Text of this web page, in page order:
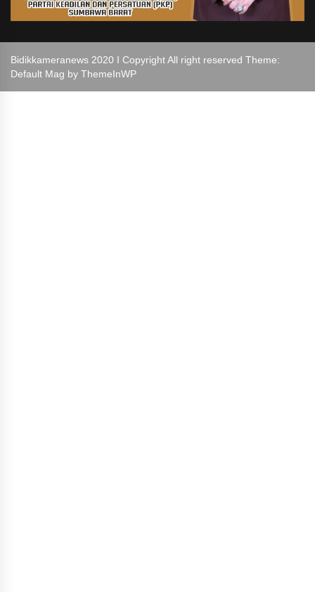
Bidikkameranews 2020 I Copyright All right reserved Theme:
Default Mag by ThemeInWP